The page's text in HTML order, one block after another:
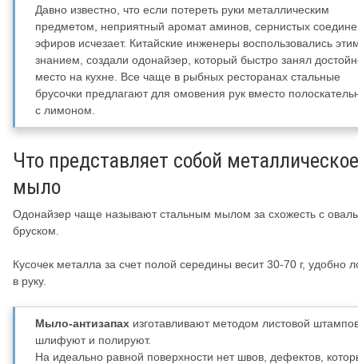
Давно известно, что если потереть руки металлическим
предметом, неприятный аромат аминов, сернистых
эфиров исчезает. Китайские инженеры воспользовались
знанием, создали одонайзер, который быстро занял
место на кухне. Все чаще в рыбных ресторанах стальные
брусочки предлагают для омовения рук вместо
с лимоном.
Что представляет собой металлическое
мыло
Одонайзер чаще называют стальным мылом за схожесть с
бруском.
Кусочек металла за счет полой середины весит 30-70 г, удобно
в руку.
Мыло-антизапах изготавливают методом листовой
шлифуют и полируют.
На идеально равной поверхности нет швов, дефектов,